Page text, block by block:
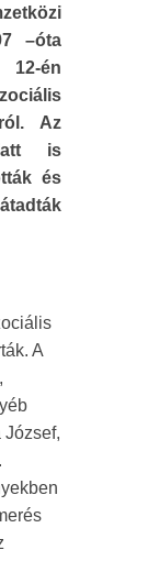
–óta
én
Az
is
és
A
József,